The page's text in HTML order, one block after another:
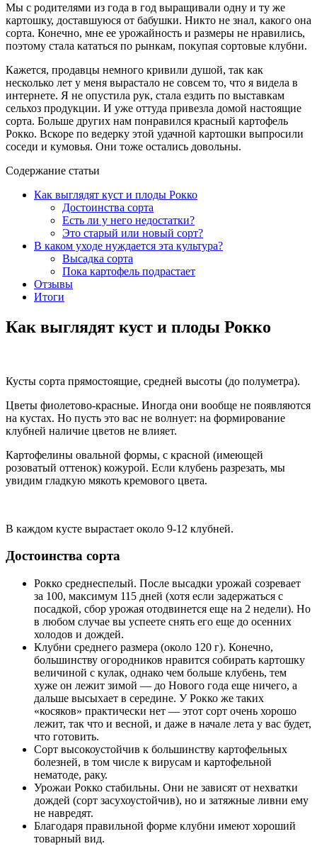
Мы с родителями из года в год выращивали одну и ту же
картошку, доставшуюся от бабушки. Никто не знал, какого она
сорта. Конечно, мне ее урожайность и размеры не нравились,
поэтому стала кататься по рынкам, покупая сортовые клубни.
Кажется, продавцы немного кривили душой, так как
несколько лет у меня вырастало не совсем то, что я видела в
интернете. Я не опустила рук, стала ездить по выставкам
сельхоз продукции. И уже оттуда привезла домой настоящие
сорта. Больше других нам понравился красный картофель
Рокко. Вскоре по ведерку этой удачной картошки выпросили
соседи и кумовья. Они тоже остались довольны.
Содержание статьи
Как выглядят куст и плоды Рокко
Достоинства сорта
Есть ли у него недостатки?
Это старый или новый сорт?
В каком уходе нуждается эта культура?
Высадка сорта
Пока картофель подрастает
Отзывы
Итоги
Как выглядят куст и плоды Рокко
Кусты сорта прямостоящие, средней высоты (до полуметра).
Цветы фиолетово-красные. Иногда они вообще не появляются
на кустах. Но пусть это вас не волнует: на формирование
клубней наличие цветов не влияет.
Картофелины овальной формы, с красной (имеющей
розоватый оттенок) кожурой. Если клубень разрезать, мы
увидим гладкую мякоть кремового цвета.
В каждом кусте вырастает около 9-12 клубней.
Достоинства сорта
Рокко среднеспелый. После высадки урожай созревает
за 100, максимум 115 дней (хотя если задержаться с
посадкой, сбор урожая отодвинется еще на 2 недели). Но
в любом случае вы успеете снять его еще до осенних
холодов и дождей.
Клубни среднего размера (около 120 г). Конечно,
большинству огородников нравится собирать картошку
величиной с кулак, однако чем больше клубень, тем
хуже он лежит зимой — до Нового года еще ничего, а
дальше высыхает в середине. У Рокко же таких
«косяков» практически нет — этот сорт очень хорошо
лежит, так что и весной, и даже в начале лета у вас будет,
что готовить.
Сорт высокоустойчив к большинству картофельных
болезней, в том числе к вирусам и картофельной
нематоде, раку.
Урожаи Рокко стабильны. Они не зависят от нехватки
дождей (сорт засухоустойчив), но и затяжные ливни ему
не навредят.
Благодаря правильной форме клубни имеют хороший
товарный вид.